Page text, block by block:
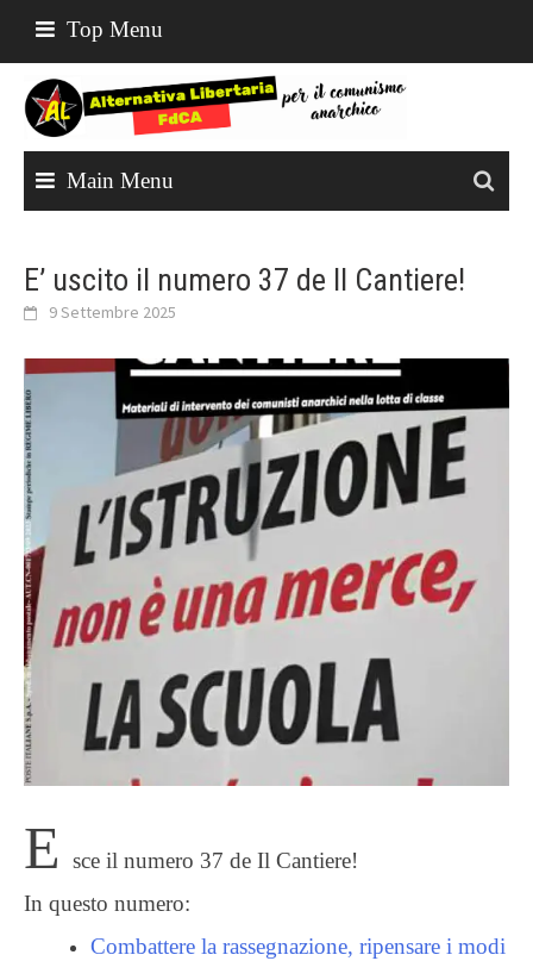
Top Menu
Main Menu
E’ uscito il numero 37 de Il Cantiere!
9 Settembre 2025
E
sce il numero 37 de Il Cantiere!
In questo numero:
Combattere la rassegnazione, ripensare i modi